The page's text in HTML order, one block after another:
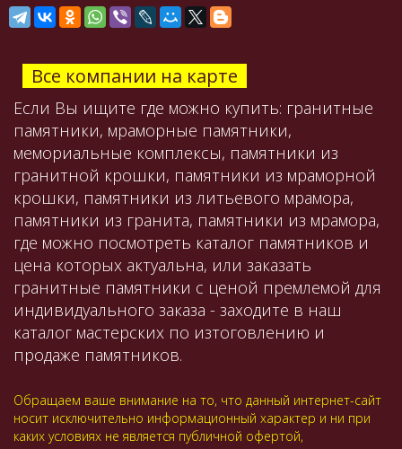
Все компании на карте
Если Вы ищите где можно купить: гранитные
памятники, мраморные памятники,
мемориальные комплексы, памятники из
гранитной крошки, памятники из мраморной
крошки, памятники из литьевого мрамора,
памятники из гранита, памятники из мрамора,
где можно посмотреть каталог памятников и
цена которых актуальна, или заказать
гранитные памятники с ценой премлемой для
индивидуального заказа - заходите в наш
каталог мастерских по изтоговлению и
продаже памятников.
Обращаем ваше внимание на то, что данный интернет-сайт
носит исключительно информационный характер и ни при
каких условиях не является публичной офертой,